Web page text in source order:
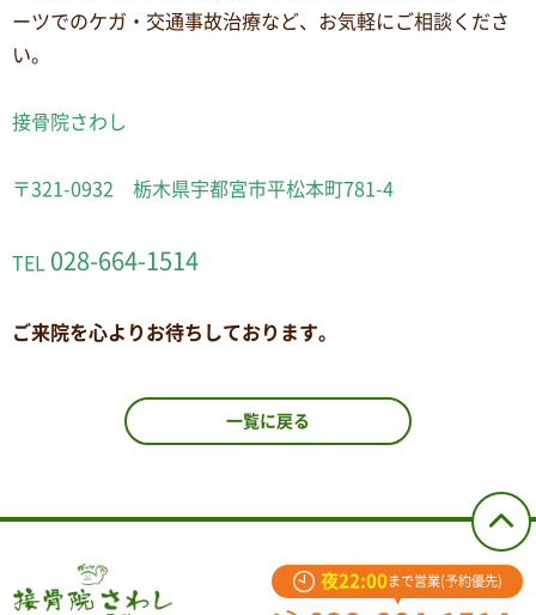
ーツでのケガ・交通事故治療など、お気軽にご相談くださ
い。
接骨院さわし
〒321-0932 栃木県宇都宮市平松本町781-4
TEL 028-664-1514
ご来院を心よりお待ちしております。
一覧に戻る
夜22:00 まで営業(予約優先)